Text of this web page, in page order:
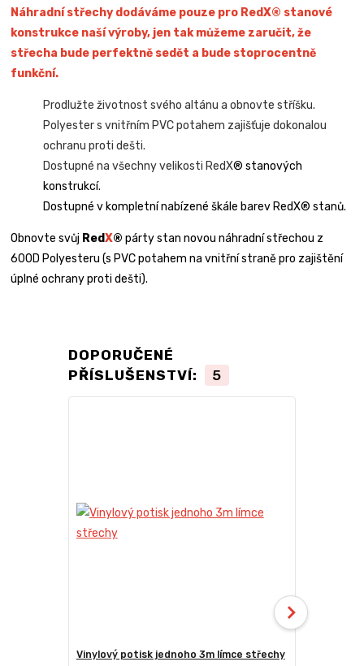
Náhradní střechy dodáváme pouze pro RedX® stanové
konstrukce naší výroby, jen tak můžeme zaručit, že
střecha bude perfektně sedět a bude stoprocentně
funkční.
Prodlužte životnost svého altánu a obnovte stříšku.
Polyester s vnitřním PVC potahem zajišťuje dokonalou
ochranu proti dešti.
Dostupné na všechny velikosti RedX® stanových
konstrukcí.
Dostupné v kompletní nabízené škále barev RedX® stanů.
Obnovte svůj RedX® párty stan novou náhradní střechou z
600D Polyesteru (s PVC potahem na vnitřní straně pro zajištění
úplné ochrany proti dešti).
DOPORUČENÉ
PŘÍSLUŠENSTVÍ:
5
Vinylový potisk jednoho 3m límce střechy